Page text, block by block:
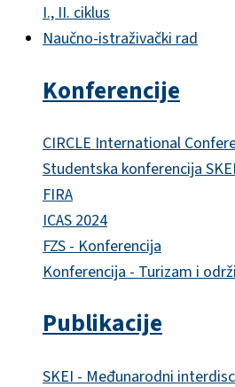
I., II. ciklus
Naučno-istraživački rad
Konferencije
CIRCLE International
Studentska konferencija
FIRA
ICAS 2024
FZS - Konferencija
Konferencija - Turizam i
Publikacije
SKEI - Međunarodni